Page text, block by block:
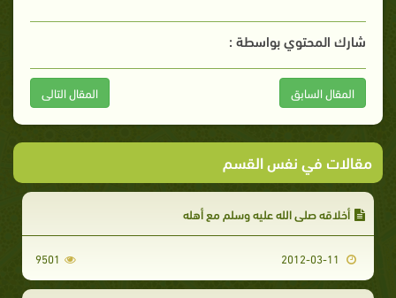
شارك المحتوي بواسطة :
المقال السابق المقال التالى
مقالات في نفس القسم
أخلاقه صلى الله عليه وسلم مع أهله
9501